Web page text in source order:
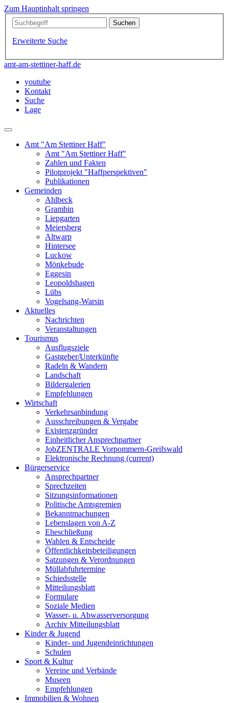
Zum Hauptinhalt springen
Erweiterte Suche
amt-am-stettiner-haff.de
youtube
Kontakt
Suche
Lage
Amt "Am Stettiner Haff"
Amt "Am Stettiner Haff"
Zahlen und Fakten
Pilotprojekt "Haffperspektiven"
Publikationen
Gemeinden
Ahlbeck
Grambin
Liepgarten
Meiersberg
Altwarp
Hintersee
Luckow
Mönkebude
Eggesin
Leopoldshagen
Lübs
Vogelsang-Warsin
Aktuelles
Nachrichten
Veranstaltungen
Tourismus
Ausflugsziele
Gastgeber/Unterkünfte
Radeln & Wandern
Landschaft
Bildergalerien
Empfehlungen
Wirtschaft
Verkehrsanbindung
Ausschreibungen & Vergabe
Existenzgründer
Einheitlicher Ansprechpartner
JobZENTRALE Vorpommern-Greifswald
Elektronische Rechnung (current)
Bürgerservice
Ansprechpartner
Sprechzeiten
Sitzungsinformationen
Politische Amtsgremien
Bekanntmachungen
Lebenslagen von A-Z
Eheschließung
Wahlen & Entscheide
Öffentlichkeitsbeteiligungen
Satzungen & Verordnungen
Müllabfuhrtermine
Schiedsstelle
Mitteilungsblatt
Formulare
Soziale Medien
Wasser- u. Abwasserversorgung
Archiv Mitteilungsblatt
Kinder & Jugend
Kinder- und Jugendeinrichtungen
Schulen
Sport & Kultur
Vereine und Verbände
Museen
Empfehlungen
Immobilien & Wohnen